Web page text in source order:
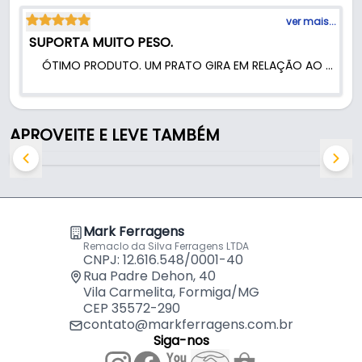
qualidade profissional.
ver mais...
SUPORTA MUITO PESO.
ÓTIMO PRODUTO. UM PRATO GIRA EM RELAÇÃO AO OUTRO TOTALMENTE APOIADO EM ESFERAS, E SÃO DEZENAS DE ESFERAS, QUE SE ALOJAM NUMA TRILHA PRÓXIMA À BORDA, DE FORMA QUE O PESO É DISTRIBUÍDO POR TODO O PERÍMETRO DO PRATO E NÃO CONCENTRADO APENAS NO CENTRO.
APROVEITE E LEVE TAMBÉM
Mark Ferragens
Remaclo da Silva Ferragens LTDA
CNPJ: 12.616.548/0001-40
Rua Padre Dehon, 40
Vila Carmelita, Formiga/MG
CEP 35572-290
contato@markferragens.com.br
Siga-nos